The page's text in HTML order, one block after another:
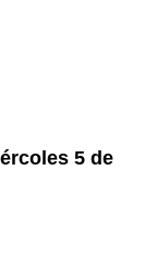
5 de